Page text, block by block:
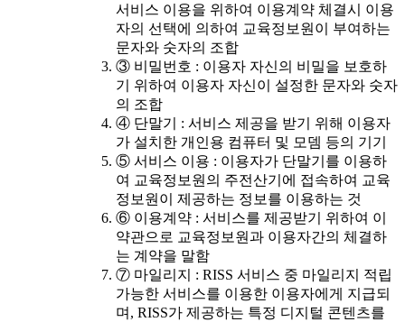
서비스 이용을 위하여 이용계약 체결시 이용
자의 선택에 의하여 교육정보원이 부여하는
문자와 숫자의 조합
③ 비밀번호 : 이용자 자신의 비밀을 보호하
기 위하여 이용자 자신이 설정한 문자와 숫자
의 조합
④ 단말기 : 서비스 제공을 받기 위해 이용자
가 설치한 개인용 컴퓨터 및 모뎀 등의 기기
⑤ 서비스 이용 : 이용자가 단말기를 이용하
여 교육정보원의 주전산기에 접속하여 교육
정보원이 제공하는 정보를 이용하는 것
⑥ 이용계약 : 서비스를 제공받기 위하여 이
약관으로 교육정보원과 이용자간의 체결하
는 계약을 말함
⑦ 마일리지 : RISS 서비스 중 마일리지 적립
가능한 서비스를 이용한 이용자에게 지급되
며, RISS가 제공하는 특정 디지털 콘텐츠를